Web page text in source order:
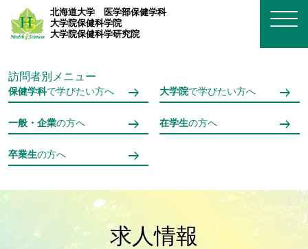
メインコンテンツへスキップ
北海道大学
医学部保健学科
大学院保健科学院
大学院保健科学研究院
訪問者別メニュー
保健学科で学びたい方へ 大学院で学びたい方へ
一般・企業の方へ 在学生の方へ
卒業生の方へ
求人情報